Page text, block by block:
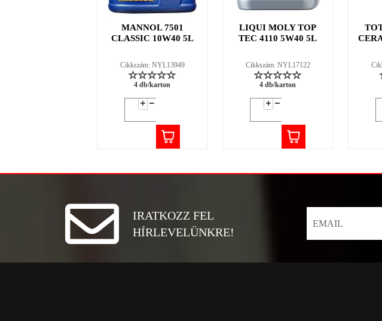
MANNOL 7501
CLASSIC 10W40 5L
Cikkszám: NYL13949
4 db/karton
LIQUI MOLY TOP
TEC 4110 5W40 5L
Cikkszám: NYL17122
4 db/karton
IRATKOZZ FEL
HÍRLEVELÜNKRE!